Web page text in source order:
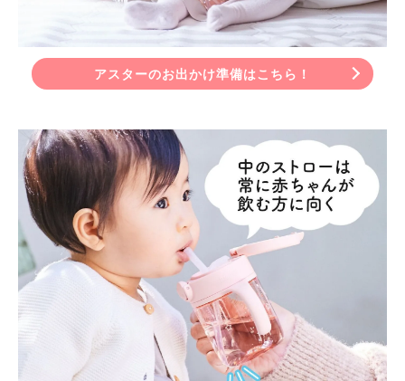
アスターのお出かけ準備はこちら！